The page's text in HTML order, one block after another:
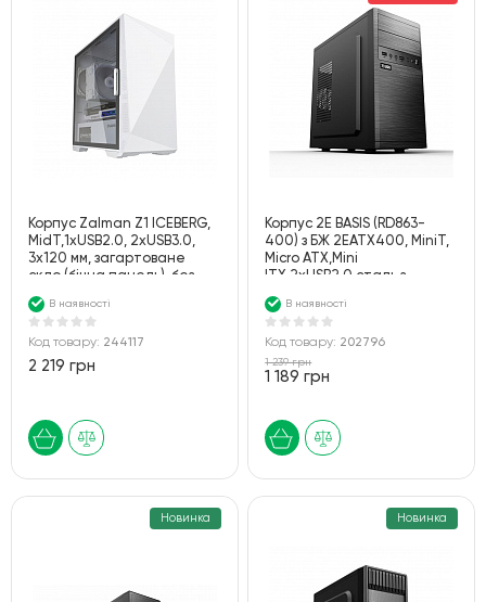
Корпус Zalman Z1 ICEBERG,
MidT,1xUSB2.0, 2xUSB3.0,
3x120 мм, загартоване
скло (бічна панель), без
В наявності
Код товару: 244117
2 219 грн
Корпус 2E BASIS (RD863-
400) з БЖ 2EATX400, MiniT,
Micro ATX,Mini
ITX,2xUSB2.0,сталь з
В наявності
Код товару: 202796
1 239 грн
1 189 грн
Новинка Новинка